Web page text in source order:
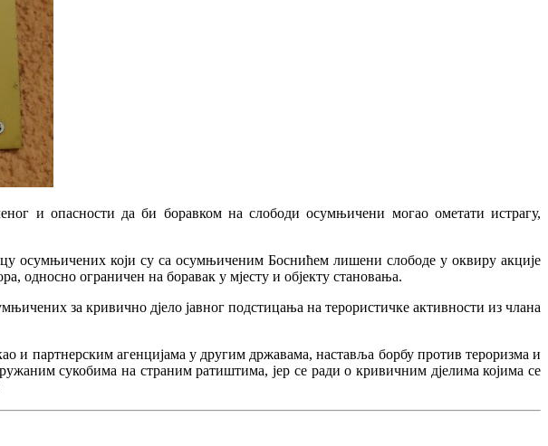
и опасности да би боравком на слободи осумњичени могао ометати истрагу,
осумњичених који су са осумњиченим Боснићем лишени слободе у оквиру акције
односно ограничен на боравак у мјесту и објекту становања.
за кривично дјело јавног подстицања на терористичке активности из члана
и партнерским агенцијама у другим државама, наставља борбу против тероризма и
сукобима на страним ратиштима, јер се ради о кривичним дјелима којима се